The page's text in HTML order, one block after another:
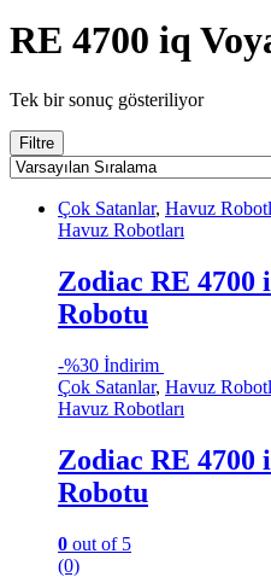
RE 4700 iq
Tek bir sonuç gösteriliyor
Filtre
Çok Satanlar, Havuz
Havuz Robotları
Zodiac RE 4700
Robotu
-%30 İndirim
Çok Satanlar, Havuz
Havuz Robotları
Zodiac RE 4700
Robotu
0 out of 5
(0)